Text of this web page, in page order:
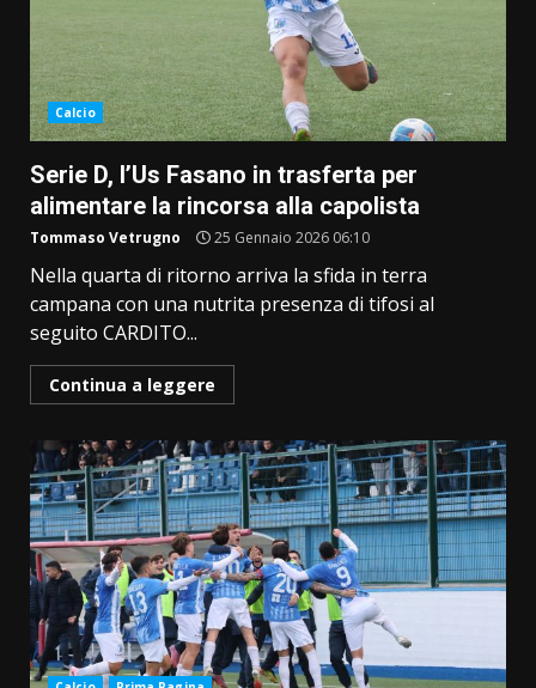
Calcio
Serie D, l’Us Fasano in trasferta per
alimentare la rincorsa alla capolista
Tommaso Vetrugno 25 Gennaio 2026 06:10
Nella quarta di ritorno arriva la sfida in terra
campana con una nutrita presenza di tifosi al
seguito CARDITO...
Continua a leggere